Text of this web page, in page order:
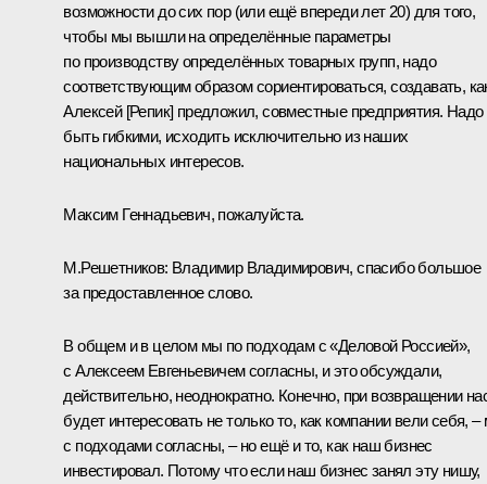
возможности до сих пор (или ещё впереди лет 20) для того,
чтобы мы вышли на определённые параметры
по производству определённых товарных групп, надо
соответствующим образом сориентироваться, создавать,
Алексей [Репик] предложил, совместные предприятия. Надо
быть гибкими, исходить исключительно из наших
национальных интересов.
Максим Геннадьевич, пожалуйста.
М.Решетников: Владимир Владимирович, спасибо большое
за предоставленное слово.
В общем и в целом мы по подходам с «Деловой Россией»,
с Алексеем Евгеньевичем согласны, и это обсуждали,
действительно, неоднократно. Конечно, при возвращении
будет интересовать не только то, как компании вели себя,
с подходами согласны, – но ещё и то, как наш бизнес
инвестировал. Потому что если наш бизнес занял эту нишу,